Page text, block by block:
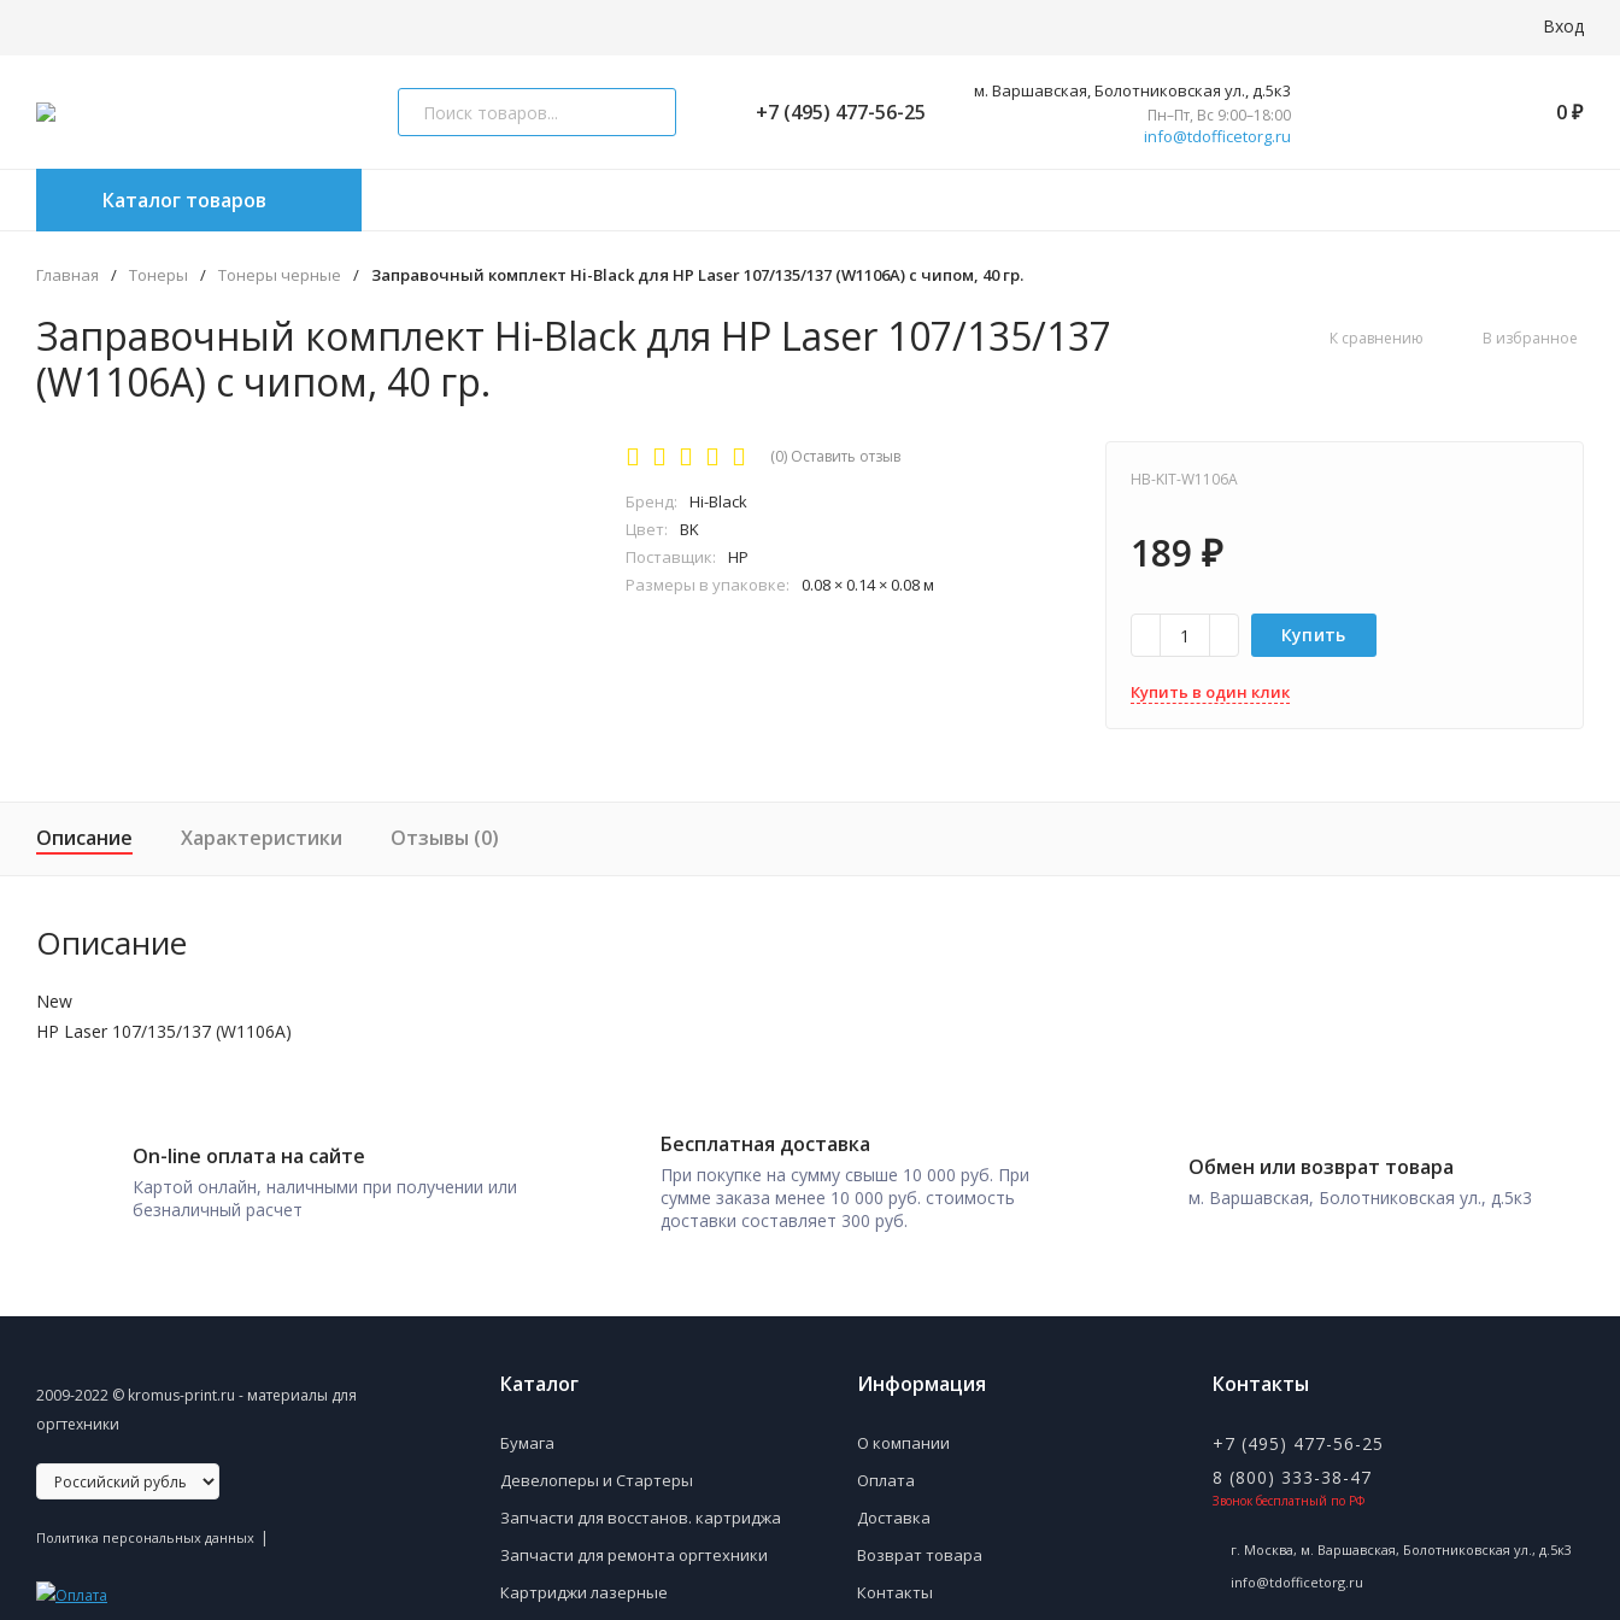
Вход
+7 (495) 477-56-25
м. Варшавская, Болотниковская ул., д.5к3
Пн–Пт, Вс 9:00–18:00
info@tdofficetorg.ru
0 ₽
Каталог товаров
Главная / Тонеры / Тонеры черные / Заправочный комплект Hi-Black для HP Laser 107/135/137 (W1106A) с чипом, 40 гр.
Заправочный комплект Hi-Black для HP Laser 107/135/137
(W1106A) с чипом, 40 гр.
К сравнению В избранное
(0) Оставить отзыв
Бренд:
Hi-Black
Цвет:
BK
Поставщик:
HP
Размеры в упаковке:
0.08 × 0.14 × 0.08 м
HB-KIT-W1106A
189 ₽
Купить
Купить в один клик
Описание Характеристики Отзывы (0)
Описание
New
HP Laser 107/135/137 (W1106A)
On-line оплата на сайте
Картой онлайн, наличными при получении или
безналичный расчет
Бесплатная доставка
При покупке на сумму свыше 10 000 руб. При
сумме заказа менее 10 000 руб. стоимость
доставки составляет 300 руб.
Обмен или возврат товара
м. Варшавская, Болотниковская ул., д.5к3
2009-2022 © kromus-print.ru - материалы для
оргтехники
Политика персональных данных |
Каталог
Бумага
Девелоперы и Стартеры
Запчасти для восстанов. картриджа
Запчасти для ремонта оргтехники
Картриджи лазерные
Информация
О компании
Оплата
Доставка
Возврат товара
Контакты
Контакты
+7 (495) 477-56-25
8 (800) 333-38-47
Звонок бесплатный по РФ
г. Москва, м. Варшавская, Болотниковская ул., д.5к3
info@tdofficetorg.ru